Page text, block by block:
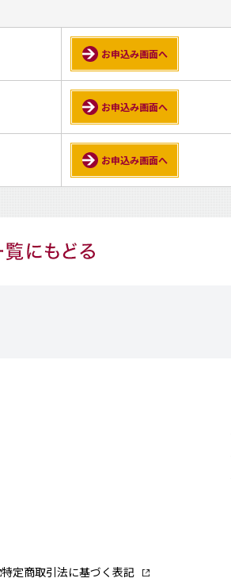
お申込み画面へ
お申込み画面へ
お申込み画面へ
特定商取引法に基づく表記